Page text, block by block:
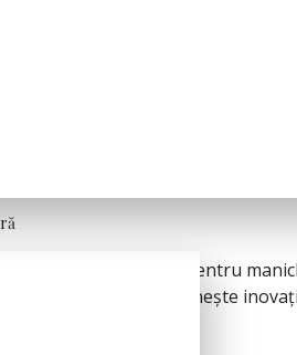
profesionale pentru
FengShangMei reunește